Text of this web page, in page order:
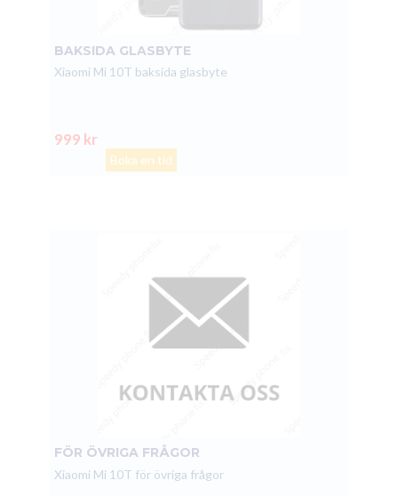
BAKSIDA GLASBYTE
Xiaomi Mi 10T baksida glasbyte
999 kr
Boka en tid
FÖR ÖVRIGA FRÅGOR
Xiaomi Mi 10T för övriga frågor